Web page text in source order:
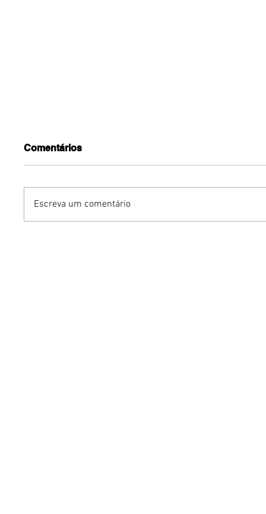
Comentários
Escreva um comentário